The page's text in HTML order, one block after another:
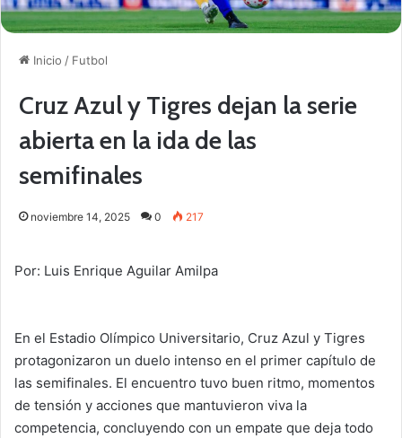
Inicio / Futbol
Cruz Azul y Tigres dejan la serie
abierta en la ida de las
semifinales
noviembre 14, 2025 0 217
Por: Luis Enrique Aguilar Amilpa
En el Estadio Olímpico Universitario, Cruz Azul y Tigres
protagonizaron un duelo intenso en el primer capítulo de
las semifinales. El encuentro tuvo buen ritmo, momentos
de tensión y acciones que mantuvieron viva la
competencia, concluyendo con un empate que deja todo